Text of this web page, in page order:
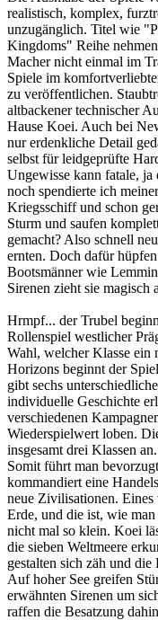
realistisch, komplex,
unzugänglich. Titel wie
Kingdoms" Reihe
Macher nicht einmal im
Spiele im
zu veröffentlichen.
altbackener technischer
Hause Koei. Auch bei
nur erdenkliche Detail
selbst für leidgeprüfte
Ungewisse kann fatale, ja
noch spendierte ich
Kriegsschiff und schon
Sturm und saufen
gemacht? Also schnell
ernten. Doch dafür
Bootsmänner wie
Sirenen zieht sie magisch
Hrmpf... der Trubel
Rollenspiel westlicher
Wahl, welcher Klasse ein
Horizons beginnt der
gibt sechs
individuelle Geschichte
verschiedenen
Wiederspielwert loben.
insgesamt drei Klassen
Somit führt man
kommandiert eine
neue Zivilisationen.
Erde, und die ist, wie
nicht mal so klein. Koei
die sieben Weltmeere
gestalten sich zäh und
Auf hoher See greifen
erwähnten Sirenen um
raffen die Besatzung